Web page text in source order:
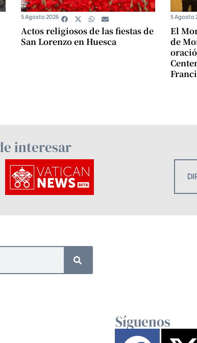
Actos religiosos de las fiestas de
San Lorenzo en Huesca
5 Agosto 2026
El
de
5 Agosto
interesar
Síguenos